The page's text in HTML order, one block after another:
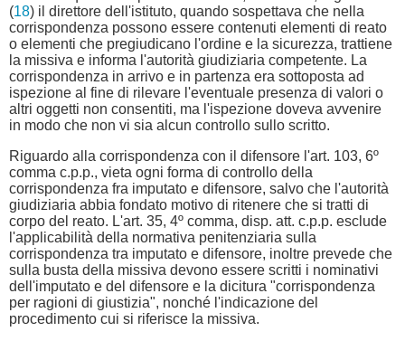
(18) il direttore dell'istituto, quando sospettava che nella
corrispondenza possono essere contenuti elementi di reato
o elementi che pregiudicano l'ordine e la sicurezza, trattiene
la missiva e informa l'autorità giudiziaria competente. La
corrispondenza in arrivo e in partenza era sottoposta ad
ispezione al fine di rilevare l'eventuale presenza di valori o
altri oggetti non consentiti, ma l'ispezione doveva avvenire
in modo che non vi sia alcun controllo sullo scritto.
Riguardo alla corrispondenza con il difensore l'art. 103, 6º
comma c.p.p., vieta ogni forma di controllo della
corrispondenza fra imputato e difensore, salvo che l'autorità
giudiziaria abbia fondato motivo di ritenere che si tratti di
corpo del reato. L'art. 35, 4º comma, disp. att. c.p.p. esclude
l'applicabilità della normativa penitenziaria sulla
corrispondenza tra imputato e difensore, inoltre prevede che
sulla busta della missiva devono essere scritti i nominativi
dell'imputato e del difensore e la dicitura "corrispondenza
per ragioni di giustizia", nonché l'indicazione del
procedimento cui si riferisce la missiva.